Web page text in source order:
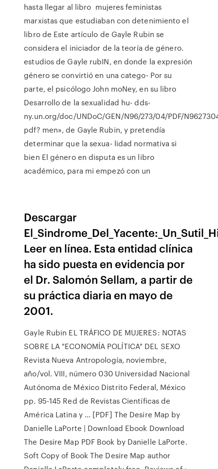
hasta llegar al libro mujeres feministas
marxistas que estudiaban con detenimiento el
libro de Este artículo de Gayle Rubin se
considera el iniciador de la teoría de género.
estudios de Gayle rubIN, en donde la expresión
género se convirtió en una catego- Por su
parte, el psicólogo John moNey, en su libro
Desarrollo de la sexualidad hu- dds-
ny.un.org/doc/UNDoC/GEN/N96/273/04/PDF/
pdf? men», de Gayle Rubin, y pretendía
determinar que la sexua- lidad normativa si
bien El género en disputa es un libro
académico, para mi empezó con un
Descargar
Leer en línea. Esta entidad clínica
ha sido puesta en evidencia por
el Dr. Salomón Sellam, a partir de
su práctica diaria en mayo de
2001.
Gayle Rubin EL TRÁFICO DE MUJERES: NOTAS
SOBRE LA "ECONOMÍA POLÍTICA" DEL SEXO
Revista Nueva Antropología, noviembre,
año/vol. VIII, número 030 Universidad Nacional
Autónoma de México Distrito Federal, México
pp. 95-145 Red de Revistas Científicas de
América Latina y … [PDF] The Desire Map by
Danielle LaPorte | Download Ebook Download
The Desire Map PDF Book by Danielle LaPorte.
Soft Copy of Book The Desire Map author